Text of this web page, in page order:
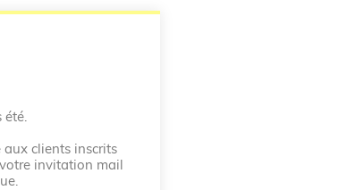
été.
clients inscrits
invitation mail